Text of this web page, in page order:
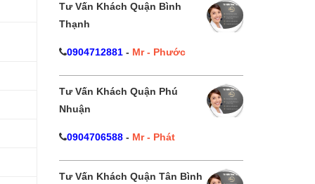
Tư Vấn Khách Quận Bình
Thạnh
0904712881- Mr - Phước
Tư Vấn Khách Quận Phú
Nhuận
0904706588- Mr - Phát
Tư Vấn Khách Quận Tân Bình